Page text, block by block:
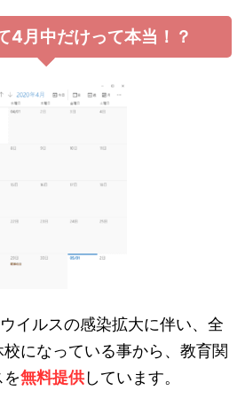
4月中だけって本当！？
イルスの感染拡大に伴い、全
になっている事から、教育関
無料提供しています。